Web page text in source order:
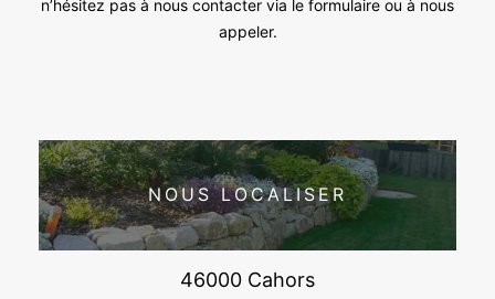
n’hésitez pas à nous contacter via le formulaire ou à nous
appeler.
NOUS LOCALISER
46000 Cahors